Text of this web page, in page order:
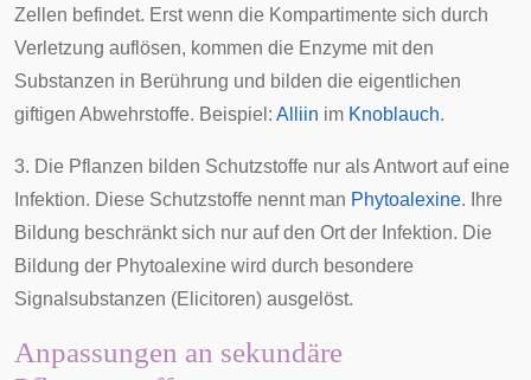
Zellen befindet. Erst wenn die Kompartimente sich durch
Verletzung auflösen, kommen die Enzyme mit den
Substanzen in Berührung und bilden die eigentlichen
giftigen Abwehrstoffe. Beispiel: Alliin im Knoblauch.
3. Die Pflanzen bilden Schutzstoffe nur als Antwort auf eine
Infektion. Diese Schutzstoffe nennt man Phytoalexine. Ihre
Bildung beschränkt sich nur auf den Ort der Infektion. Die
Bildung der Phytoalexine wird durch besondere
Signalsubstanzen (Elicitoren) ausgelöst.
Anpassungen an sekundäre